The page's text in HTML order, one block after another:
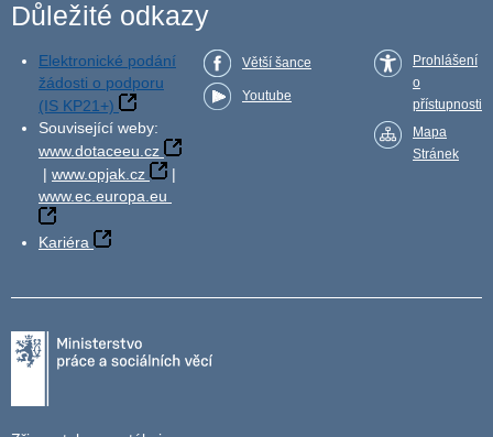
Důležité odkazy
Elektronické podání
žádosti o podporu
(IS KP21+)
Související weby:
www.dotaceeu.cz
| www.opjak.cz
|
www.ec.europa.eu
Kariéra
Větší šance
Youtube
Prohlášení
o
přístupnosti
Mapa
Stránek